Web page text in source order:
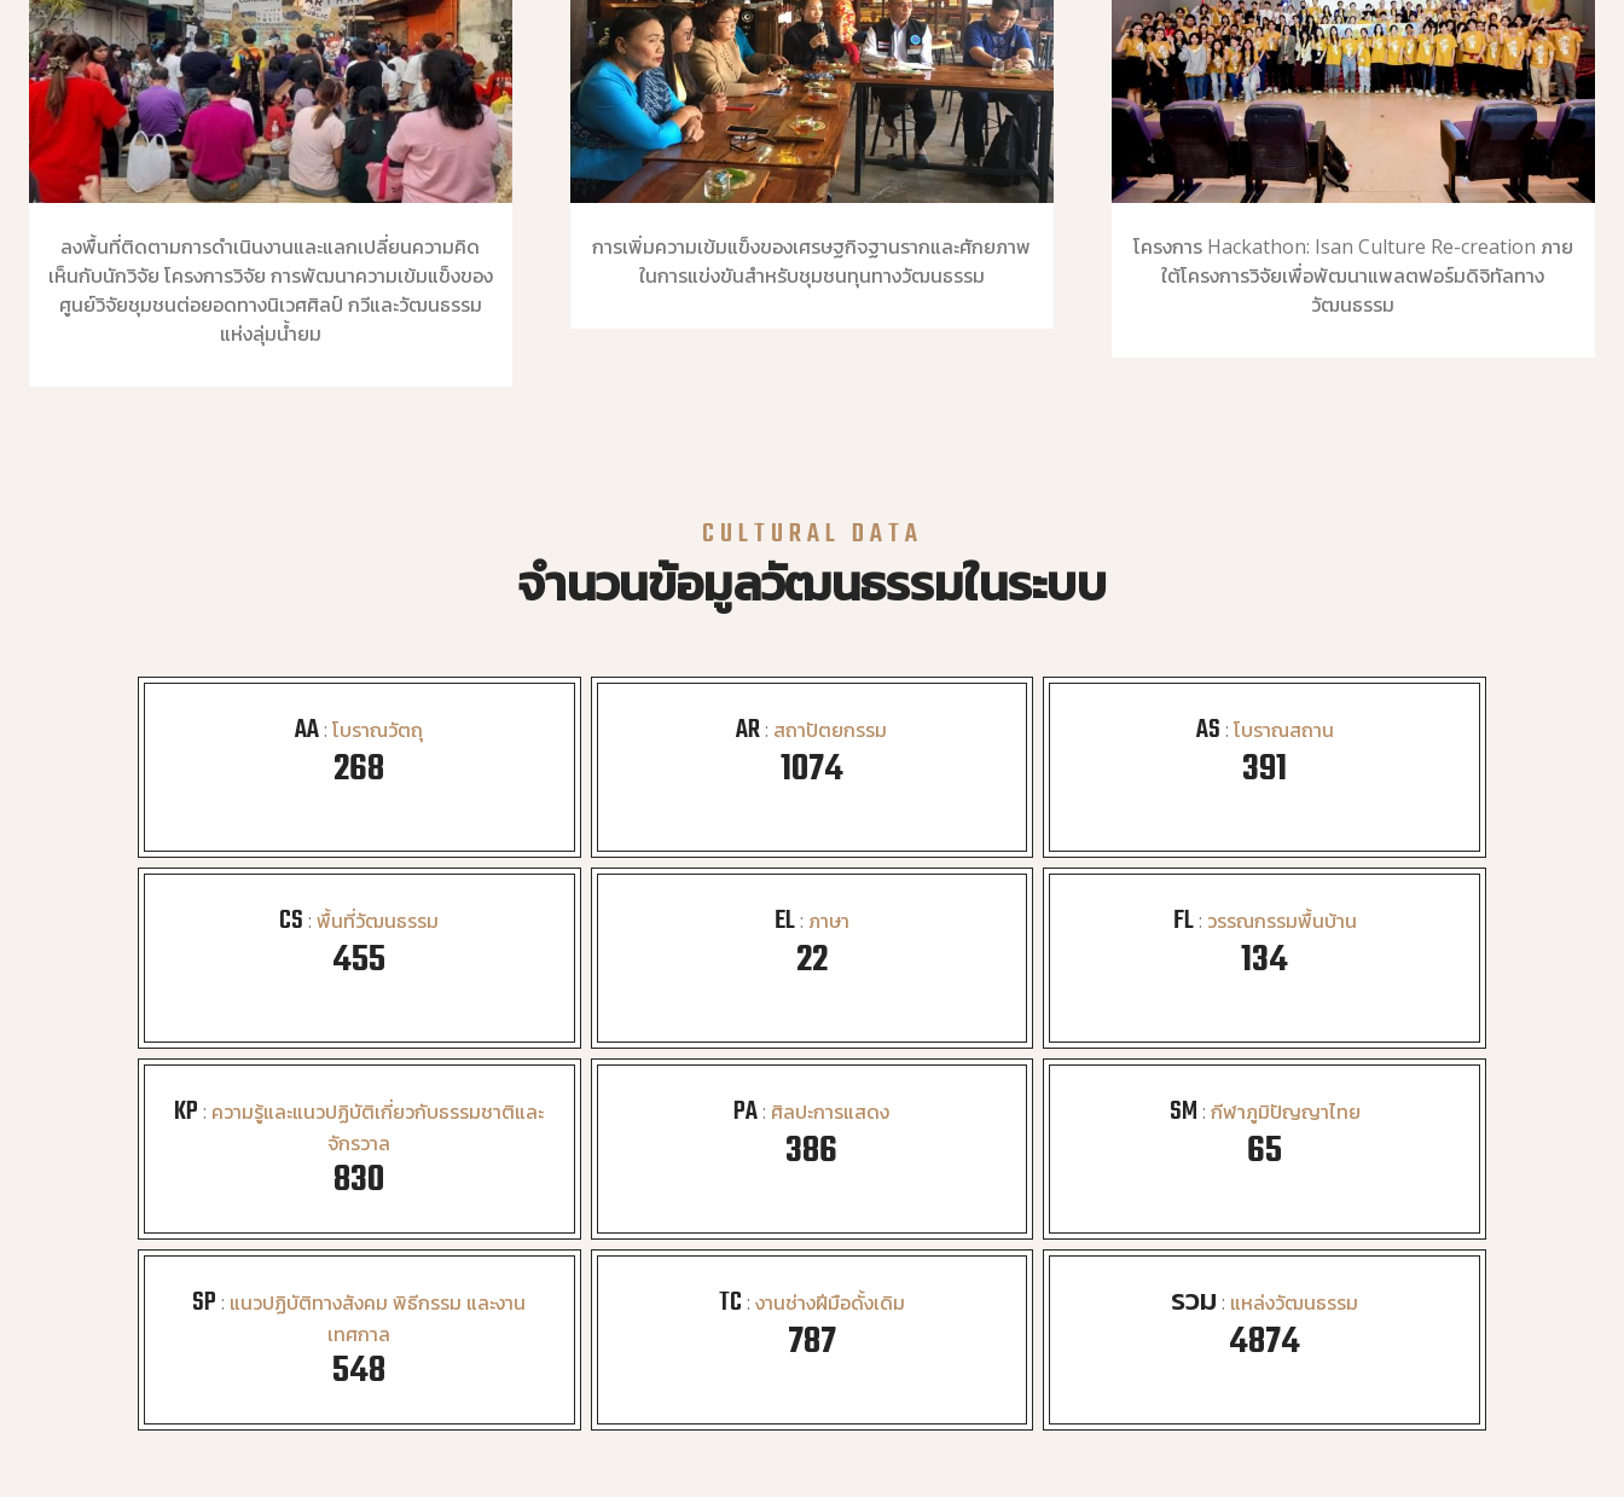
ลงพื้นที่ติดตามการดำเนินงานและแลกเปลี่ยนความคิด
เห็นกับนักวิจัย โครงการวิจัย การพัฒนาความเข้มแข็งของ
ศูนย์วิจัยชุมชนต่อยอดทางนิเวศศิลป์ กวีและวัฒนธรรม
แห่งลุ่มน้ำยม
การเพิ่มความเข้มแข็งของเศรษฐกิจฐานรากและศักยภาพ
ในการแข่งขันสำหรับชุมชนทุนทางวัฒนธรรม
โครงการ Hackathon: Isan Culture Re-creation ภาย
ใต้โครงการวิจัยเพื่อพัฒนาแพลตฟอร์มดิจิทัลทาง
วัฒนธรรม
CULTURAL DATA
จำนวนข้อมูลวัฒนธรรมในระบบ
AA:โบราณวัตถุ
278
AR: สถาปัตยกรรม
1107
AS : โบราณสถาน
403
CS:พื้นที่วัฒนธรรม
476
EL: ภาษา
23
FL: วรรณกรรมพื้นบ้าน
141
KP: ความรู้และแนวปฏิบัติเกี่ยวกับธรรมชาติและ
จักรวาล
888
PA: ศิลปะการแสดง
413
SM : กีฬาภูมิปัญญาไทย
70
SP: แนวปฏิบัติทางสังคม พิธีกรรม และงาน
เทศกาล
596
TC : งานช่างฝีมือดั้งเดิม
846
รวม : แหล่งวัฒนธรรม
5241